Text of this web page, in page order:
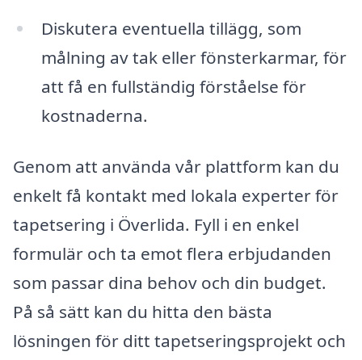
Diskutera eventuella tillägg, som
målning av tak eller fönsterkarmar, för
att få en fullständig förståelse för
kostnaderna.
Genom att använda vår plattform kan du
enkelt få kontakt med lokala experter för
tapetsering i Överlida. Fyll i en enkel
formulär och ta emot flera erbjudanden
som passar dina behov och din budget.
På så sätt kan du hitta den bästa
lösningen för ditt tapetseringsprojekt och